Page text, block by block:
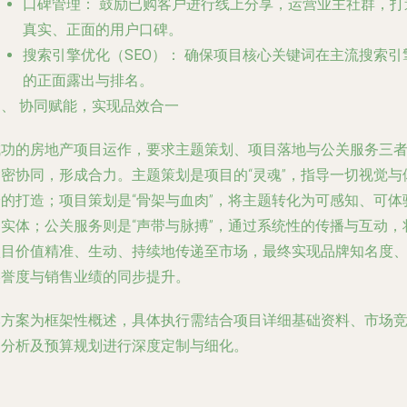
口碑管理： 鼓励已购客户进行线上分享，运营业主社群，
真实、正面的用户口碑。
搜索引擎优化（SEO）： 确保项目核心关键词在主流搜索引
的正面露出与排名。
协同赋能，实现品效合一
的房地产项目运作，要求主题策划、项目落地与公关服务三者
协同，形成合力。主题策划是项目的“灵魂”，指导一切视觉与
打造；项目策划是“骨架与血肉”，将主题转化为可感知、可体
体；公关服务则是“声带与脉搏”，通过系统性的传播与互动，
价值精准、生动、持续地传递至市场，最终实现品牌知名度、
度与销售业绩的同步提升。
案为框架性概述，具体执行需结合项目详细基础资料、市场竞
析及预算规划进行深度定制与细化。